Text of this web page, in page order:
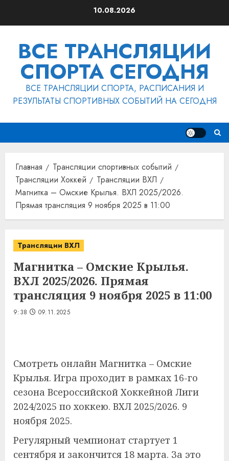
10.08.2026
ВСЕ ТРАНСЛЯЦИИ
СПОРТА СЕГОДНЯ
ВСЕ ТРАНСЛЯЦИИ СПОРТА, РАСПИСАНИЯ И
РЕЗУЛЬТАТЫ СПОРТИВНЫХ СОБЫТИЙ НА СЕГОДНЯ
Главная
Трансляции спортивных событий
Трансляции Хоккей
Трансляции ВХЛ
Магнитка – Омские Крылья. ВХЛ 2025/2026.
Прямая трансляция 9 ноября 2025 в 11:00
Трансляции ВХЛ
Магнитка – Омские Крылья.
ВХЛ 2025/2026. Прямая
трансляция 9 ноября 2025 в 11:00
9:38 09.11.2025
Смотреть онлайн Магнитка – Омские
Крылья. Игра проходит в рамках 16-го
сезона Всероссийской Хоккейной Лиги
2024/2025 по хоккею. ВХЛ 2025/2026. 9
ноября 2025.
Регулярный чемпионат стартует 1
сентября и закончится 18 марта. За это